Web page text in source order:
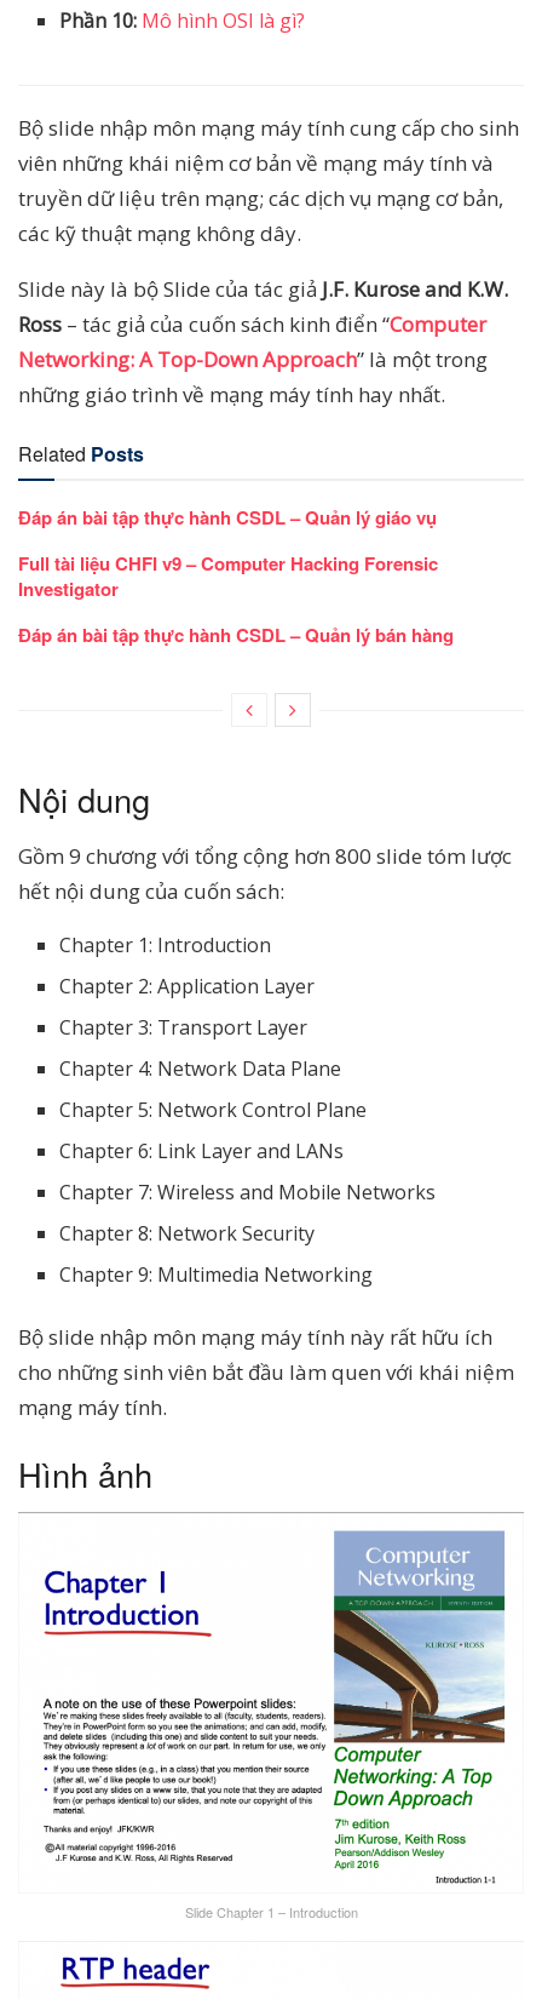
Phần 10: Mô hình OSI là gì?
Bộ slide nhập môn mạng máy tính cung cấp cho sinh
viên những khái niệm cơ bản về mạng máy tính và
truyền dữ liệu trên mạng; các dịch vụ mạng cơ bản,
các kỹ thuật mạng không dây.
Slide này là bộ Slide của tác giả J.F. Kurose and K.W.
Ross – tác giả của cuốn sách kinh điển “Computer
Networking: A Top-Down Approach” là một trong
những giáo trình về mạng máy tính hay nhất.
Related Posts
Đáp án bài tập thực hành CSDL – Quản lý giáo vụ
Full tài liệu CHFI v9 – Computer Hacking Forensic
Investigator
Đáp án bài tập thực hành CSDL – Quản lý bán hàng
Nội dung
Gồm 9 chương với tổng cộng hơn 800 slide tóm lược
hết nội dung của cuốn sách:
Chapter 1: Introduction
Chapter 2: Application Layer
Chapter 3: Transport Layer
Chapter 4: Network Data Plane
Chapter 5: Network Control Plane
Chapter 6: Link Layer and LANs
Chapter 7: Wireless and Mobile Networks
Chapter 8: Network Security
Chapter 9: Multimedia Networking
Bộ slide nhập môn mạng máy tính này rất hữu ích
cho những sinh viên bắt đầu làm quen với khái niệm
mạng máy tính.
Hình ảnh
Slide Chapter 1 – Introduction